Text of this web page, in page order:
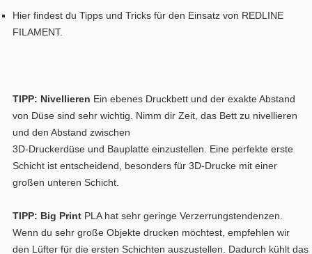
Hier findest du Tipps und Tricks für den Einsatz von REDLINE
FILAMENT.
TIPP: Nivellieren Ein ebenes Druckbett und der exakte Abstand
von Düse sind sehr wichtig.
Nimm dir Zeit, das Bett zu nivellieren
und den Abstand zwischen
3D-Druckerdüse und Bauplatte einzustellen. Eine perfekte erste
Schicht ist entscheidend, besonders für 3D-Drucke mit einer
großen unteren Schicht.
TIPP: Big Print PLA hat sehr geringe Verzerrungstendenzen.
Wenn du sehr große Objekte drucken möchtest, empfehlen wir
den Lüfter für die ersten Schichten auszustellen. Dadurch kühlt das